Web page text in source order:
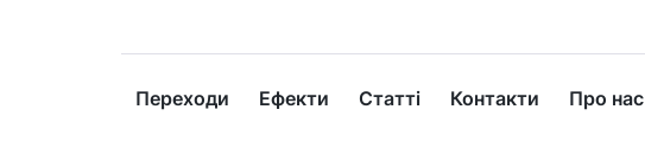
Переходи Ефекти Статті Контакти Про нас